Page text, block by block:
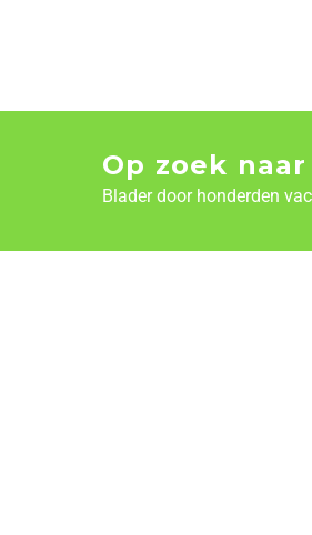
Op zoek
Blader door honderden